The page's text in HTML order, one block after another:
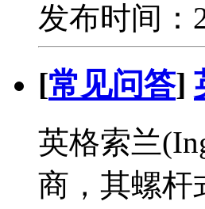
发布时间：
[常见问答]
英格索兰
商，其螺杆